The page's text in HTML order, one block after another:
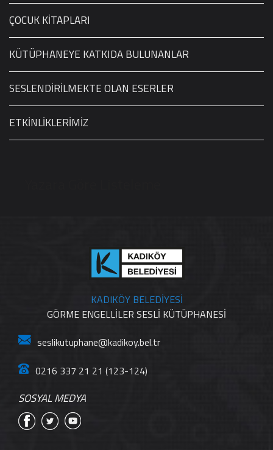
ÇOCUK KİTAPLARI
KÜTÜPHANEYE KATKIDA BULUNANLAR
SESLENDİRİLMEKTE OLAN ESERLER
ETKİNLİKLERİMİZ
KADIKÖY BELEDİYESİ
GÖRME ENGELLİLER SESLİ KÜTÜPHANESİ
seslikutuphane@kadikoy.bel.tr
0216 337 21 21 (123-124)
SOSYAL MEDYA